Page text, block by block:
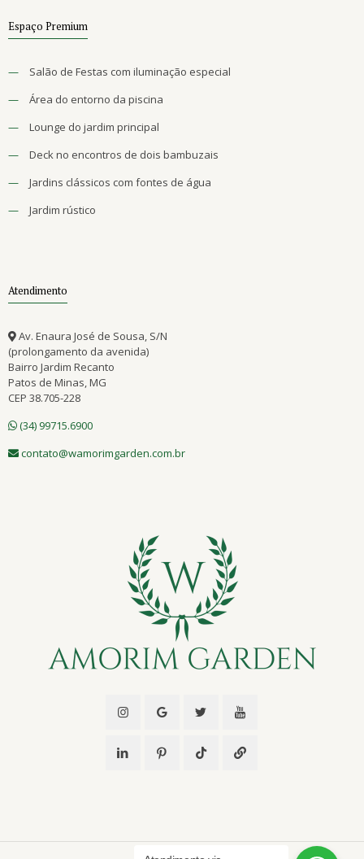
Espaço Premium
—
Salão de Festas com iluminação especial
—
Área do entorno da piscina
—
Lounge do jardim principal
—
Deck no encontros de dois bambuzais
—
Jardins clássicos com fontes de água
—
Jardim rústico
Atendimento
Av. Enaura José de Sousa, S/N
(prolongamento da avenida)
Bairro Jardim Recanto
Patos de Minas, MG
CEP 38.705-228
(34) 99715.6900
contato@wamorimgarden.com.br